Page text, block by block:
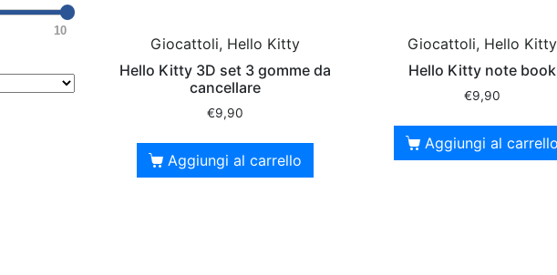
Giocattoli, Hello Kitty
Hello Kitty 3D set 3 gomme da
cancellare
€9,90
Aggiungi al carrello
Giocattoli, Hello Kitty
Hello Kitty note book
€9,90
Aggiungi al
10